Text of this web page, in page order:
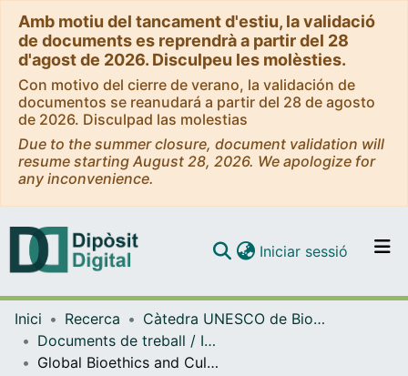
Amb motiu del tancament d'estiu, la validació
de documents es reprendrà a partir del 28
d'agost de 2026. Disculpeu les molèsties.
Con motivo del cierre de verano, la validación de
documentos se reanudará a partir del 28 de agosto
de 2026. Disculpad las molestias
Due to the summer closure, document validation will
resume starting August 28, 2026. We apologize for
any inconvenience.
Navega per tot el DD
Com publicar
Iniciar sessió (current)
Inici Recerca
Càtedra UNESCO de Bioètica de la UB - Bioètica Dret i Societat
Documents de treball / Informes (Càtedra UNESCO de Bioètica UB)
Global Bioethics and Cultural Anthropology